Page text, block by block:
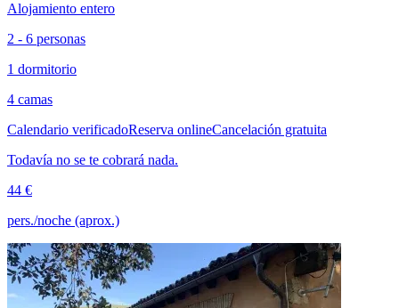
Alojamiento entero
2 - 6 personas
1 dormitorio
4 camas
Calendario verificadoReserva onlineCancelación gratuita
Todavía no se te cobrará nada.
44 €
pers./noche (aprox.)